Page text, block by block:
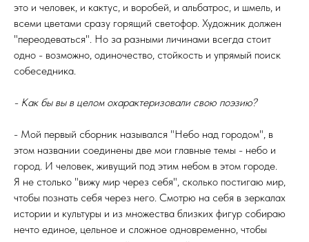
это и человек, и кактус, и воробей, и альбатрос, и шмель, и
всеми цветами сразу горящий светофор. Художник должен
"переодеваться". Но за разными личинами всегда стоит
одно - возможно, одиночество, стойкость и упрямый поиск
собеседника.
- Как бы вы в целом охарактеризовали свою поэзию?
- Мой первый сборник назывался "Небо над городом", в
этом названии соединены две мои главные темы - небо и
город. И человек, живущий под этим небом в этом городе.
Я не столько "вижу мир через себя", сколько постигаю мир,
чтобы познать себя через него. Смотрю на себя в зеркалах
истории и культуры и из множества близких фигур собираю
нечто единое, цельное и сложное одновременно, чтобы